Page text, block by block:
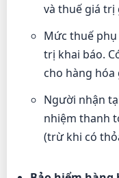
và thuế giá trị
Mức thuế
trị khai báo.
cho hàng
Người nhận
nhiệm thanh
(trừ khi có